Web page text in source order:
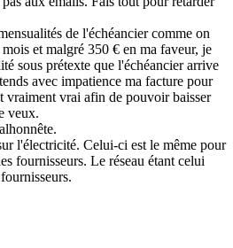
de l'échéancier comme on
et malgré 350 € en ma faveur, je
sous prétexte que l'échéancier arrive
avec impatience ma facture pour
vraiment vrai afin de pouvoir baisser
veux.
l'électricité. Celui-ci est le même pour
fournisseurs. Le réseau étant celui